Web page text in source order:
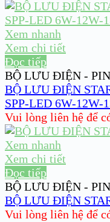
Xem nhanh
Xem chi tiết
Đọc tiếp
BỘ LƯU ĐIỆN -
BỘ LƯU ĐIỆN
SPP-LED 6W-12W-
Vui lòng liên hệ để
Xem nhanh
Xem chi tiết
Đọc tiếp
BỘ LƯU ĐIỆN -
BỘ LƯU ĐIỆN
Vui lòng liên hệ để